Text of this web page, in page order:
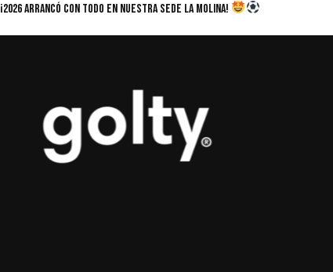
¡2026 arrancó con todo en nuestra sede La Molina!